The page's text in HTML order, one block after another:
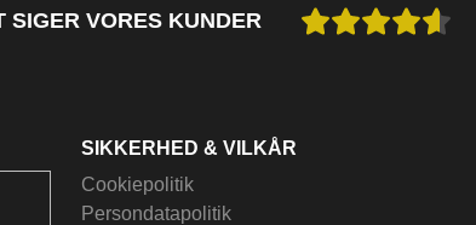
SIGER VORES KUNDER
SIKKERHED & VILKÅR
Cookiepolitik
Persondatapolitik